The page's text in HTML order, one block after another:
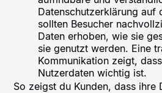
Datenschutzerklärung auf
sollten Besucher
Daten erhoben, wie sie
sie genutzt werden. Eine
Kommunikation zeigt,
Nutzerdaten wichtig ist.
So zeigst du Kunden, dass ihre